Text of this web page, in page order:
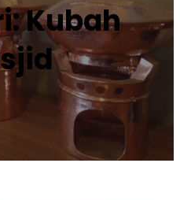
Kubah